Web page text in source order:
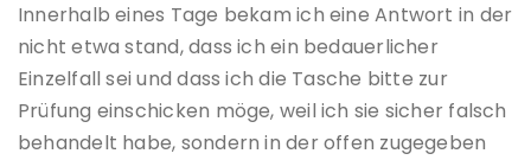
Innerhalb eines Tage bekam ich eine Antwort in der
nicht etwa stand, dass ich ein bedauerlicher
Einzelfall sei und dass ich die Tasche bitte zur
Prüfung einschicken möge, weil ich sie sicher falsch
behandelt habe, sondern in der offen zugegeben